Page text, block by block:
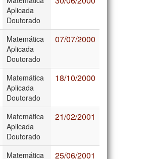
Aplicada
Doutorado
Matemática
Aplicada
Doutorado
07/07/2000
Matemática
Aplicada
Doutorado
18/10/2000
Matemática
Aplicada
Doutorado
21/02/2001
Matemática 25/06/2001